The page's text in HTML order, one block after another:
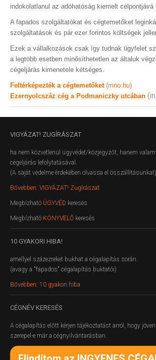
indokolatlanul az adóhatóság kiemelt
A fapados szolgáltatókat és cégtemetőket
szolgáltatások és pár ezer forintos költségek
Ezek a vállalkozások csak így tudnak ügyfelet
a legtöbb esetben minősíthetetlen az általuk
cégeljárás kimenetele kétséges.
Feltérképezték a cégtemetőket (mno.hu)
Ezernyolcszáz cég a Podmaniczky utcában
VIGYÁZAT! ZUGÍRÁSZAT
ha nem közvetlenül ügyvédet/közjegyzőt, hanem
cégeljárás lefolytatásával.
(A saját védelme érdekében olvassa el összállításunkat)
Bővebben: VIGYÁZAT! Zugírászat
Megbízható ÜGYVÉD keresés
Megbízható KÖNYVELŐ keresés
10 GYAKORI HIBA!
amellyel százezreket bukhat a cégalapítás során.
(avagy a "fapados" cégalapítás buktatói)
Bővebben: 10 gyakori hiba
CÉGNÉV KERESÉS
A cégalapítás előtt kérjen tájékoztatást arról, hogy
szerepel-e már a cégnyilvántarásban.